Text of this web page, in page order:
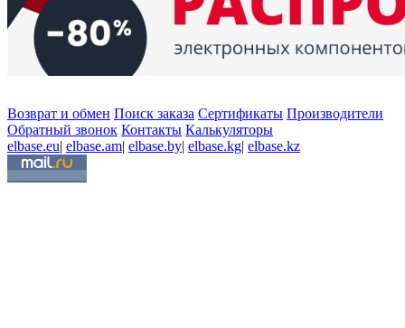
Возврат и обмен Поиск заказа Сертификаты Производители
Обратный звонок Контакты Калькуляторы
elbase.eu| elbase.am| elbase.by| elbase.kg| elbase.kz